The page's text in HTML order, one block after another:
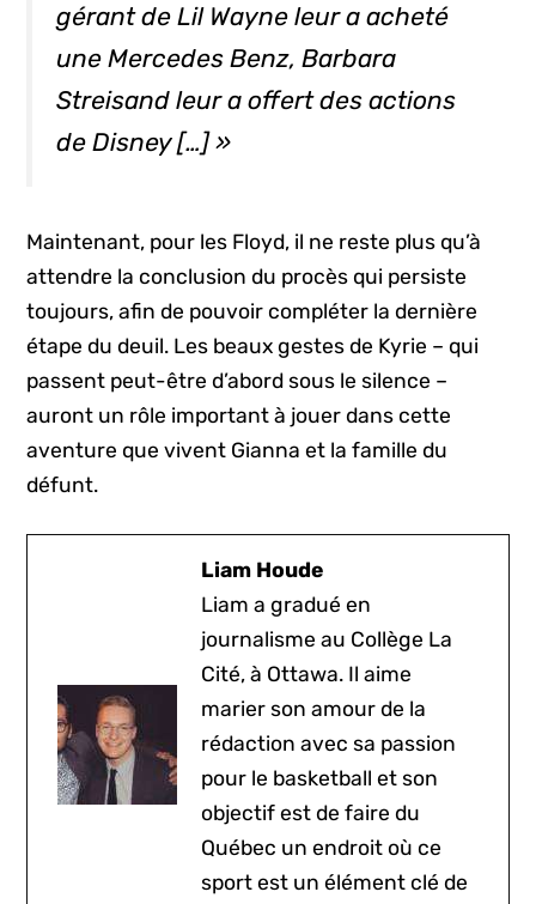
gérant de Lil Wayne leur a acheté
une Mercedes Benz, Barbara
Streisand leur a offert des actions
de Disney […] »
Maintenant, pour les Floyd, il ne reste plus qu’à
attendre la conclusion du procès qui persiste
toujours, afin de pouvoir compléter la dernière
étape du deuil. Les beaux gestes de Kyrie – qui
passent peut-être d’abord sous le silence –
auront un rôle important à jouer dans cette
aventure que vivent Gianna et la famille du
défunt.
Liam Houde
Liam a gradué en
journalisme au Collège La
Cité, à Ottawa. Il aime
marier son amour de la
rédaction avec sa passion
pour le basketball et son
objectif est de faire du
Québec un endroit où ce
sport est un élément clé de